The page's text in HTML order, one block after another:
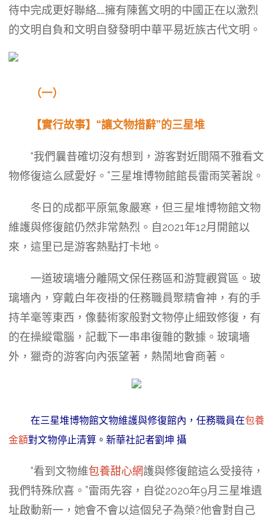
待中完成更好聯絡……擁有陳舊文明的中國正在以激烈
的文明自負和文明自發發明中華平易近族古代文明。
（一）
【實行故事】“讓文物措辭”的三星堆
“我們曩昔確切沒有想到，游客對近間隔不雅看文
物修復這么感愛好。”三星堆博物館館長雷雨笑著說。
冬日的成都平原氣象嚴寒，但三星堆博物館文物
維護與修復館仍然非常熱烈。自2021年12月開館以
來，這里已是游客熱點打卡地。
一道玻璃墻分離隔文保任務區和游覽觀賞區。玻
璃墻內，穿戴白年夜褂的任務職員聚精會神，有的手
持羊毫等東西，像藝術家般對文物停止細致修復，有
的在操縱電腦，記載下一串串復雜的數據。玻璃墻
外，獵奇的游客向內張望著，熱鬧地會商著。
在三星堆博物館文物維護與修復館內，任務職員在包養
金額對文物停止清算。新華社記者劉坤 攝
“看到文物維包養甜心網護與修復館這么受接待，
我們特殊欣喜。”雷雨先容，自從2020年9月三星堆遺
址啟動新一，她會不會以這個兒子為榮?他會對自己